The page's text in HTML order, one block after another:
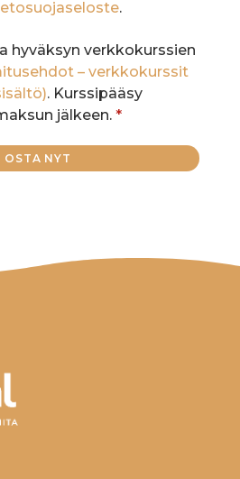
.
hyväksyn verkkokurssien
– verkkokurssit
. Kurssipääsy
jälkeen. *
OSTA NYT